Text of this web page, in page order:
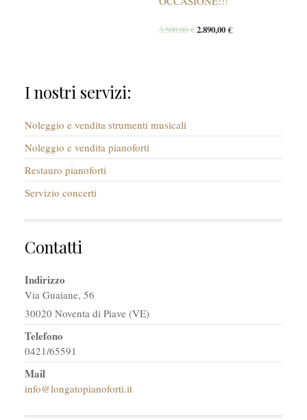
3.500,00€2.890,00€
I nostri servizi:
Noleggio e vendita strumenti musicali
Noleggio e vendita pianoforti
Restauro pianoforti
Servizio concerti
Contatti
Indirizzo
Via Guaiane, 56
30020 Noventa di Piave (VE)
Telefono
0421/65591
Mail
info@longatopianoforti.it